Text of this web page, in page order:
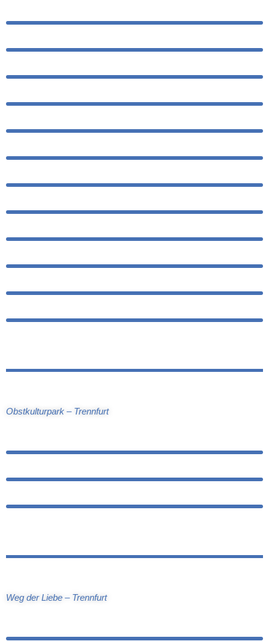
Obstkulturpark – Trennfurt
Weg der Liebe – Trennfurt